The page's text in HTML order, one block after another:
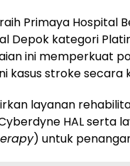
Primaya Hospital
Depok kategori
ini memperkuat
kasus stroke secara
layanan
HAL serta
) untuk